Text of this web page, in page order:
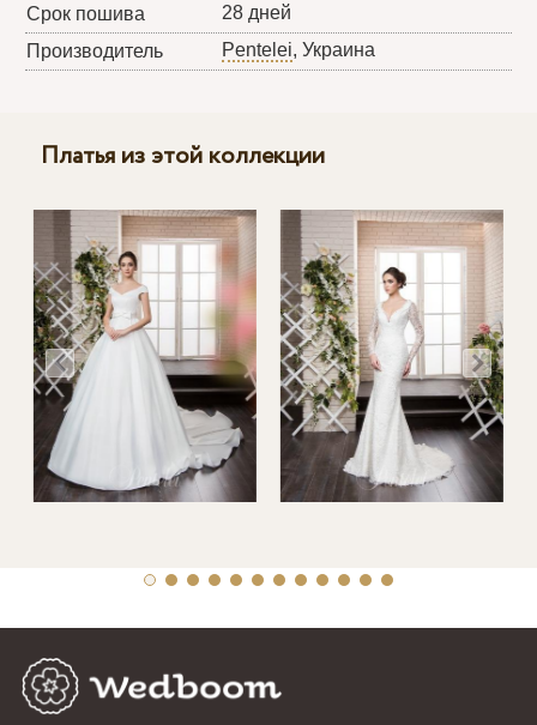
Срок пошива
28 дней
Производитель
Pentelei, Украина
Платья из этой коллекции